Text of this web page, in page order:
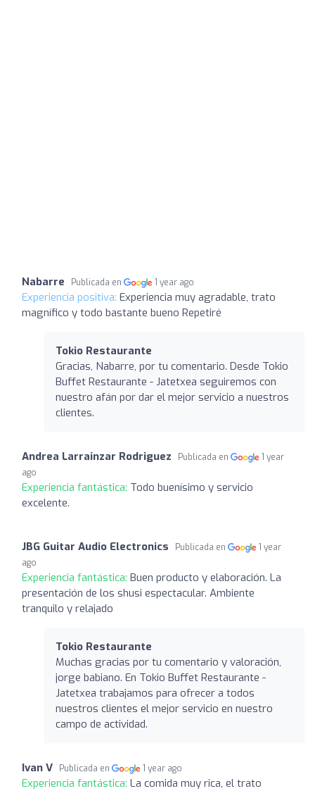
Nabarre Publicada en 1 year ago
Experiencia positiva: Experiencia muy agradable, trato
magnífico y todo bastante bueno Repetiré
Tokio Restaurante
Gracias, Nabarre, por tu comentario. Desde Tokio
Buffet Restaurante - Jatetxea seguiremos con
nuestro afán por dar el mejor servicio a nuestros
clientes.
Andrea Larrainzar Rodriguez Publicada en
1 year
ago
Experiencia fantástica: Todo buenísimo y servicio
excelente.
JBG Guitar Audio Electronics Publicada en
1 year
ago
Experiencia fantástica: Buen producto y elaboración. La
presentación de los shusi espectacular. Ambiente
tranquilo y relajado
Tokio Restaurante
Muchas gracias por tu comentario y valoración,
jorge babiano. En Tokio Buffet Restaurante -
Jatetxea trabajamos para ofrecer a todos
nuestros clientes el mejor servicio en nuestro
campo de actividad.
Ivan V Publicada en 1 year ago
Experiencia fantástica: La comida muy rica, el trato